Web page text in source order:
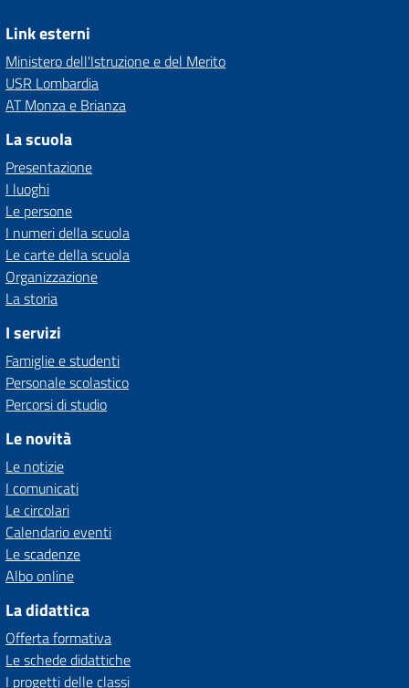
Link esterni
Ministero dell'Istruzione e del Merito
USR Lombardia
AT Monza e Brianza
La scuola
Presentazione
I luoghi
Le persone
I numeri della scuola
Le carte della scuola
Organizzazione
La storia
I servizi
Famiglie e studenti
Personale scolastico
Percorsi di studio
Le novità
Le notizie
I comunicati
Le circolari
Calendario eventi
Le scadenze
Albo online
La didattica
Offerta formativa
Le schede didattiche
I progetti delle classi